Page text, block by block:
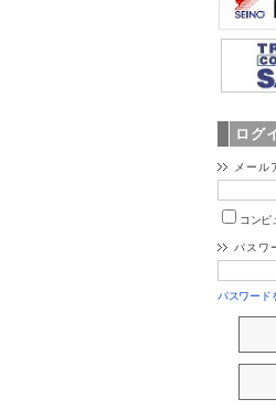
ログ
メール
コンピ
パスワ
パスワード